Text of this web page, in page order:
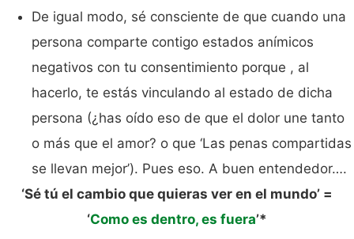
De igual modo, sé consciente de que cuando una
persona comparte contigo estados anímicos
negativos con tu consentimiento porque , al
hacerlo, te estás vinculando al estado de dicha
persona (¿has oído eso de que el dolor une tanto
o más que el amor? o que ‘Las penas compartidas
se llevan mejor’). Pues eso. A buen entendedor….
‘Sé tú el cambio que quieras ver en el mundo’ =
‘Como es dentro, es fuera’*